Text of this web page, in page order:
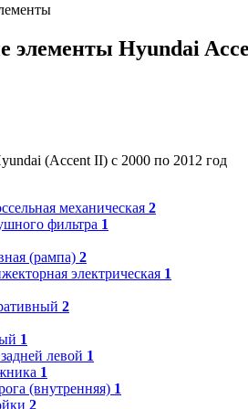
элементы Hyundai
(Accent II) с 2000 по 2012 год
механическая 2
фильтра 1
(рампа) 2
электрическая 1
2
1
левой 1
1
(внутренняя) 1
2